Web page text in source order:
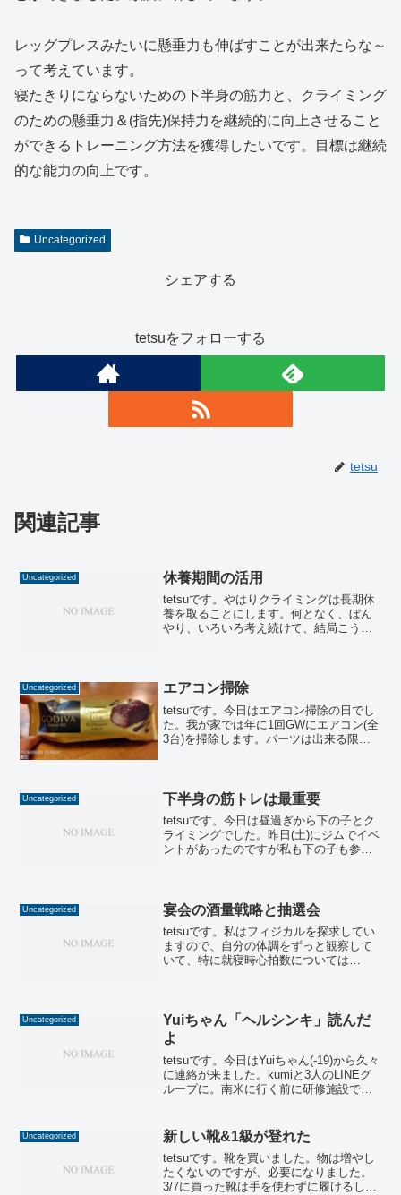
レッグプレスみたいに懸垂力も伸ばすことが出来たらな～
って考えています。
寝たきりにならないための下半身の筋力と、クライミング
のための懸垂力＆(指先)保持力を継続的に向上させること
ができるトレーニング方法を獲得したいです。目標は継続
的な能力の向上です。
Uncategorized
シェアする
tetsuをフォローする
tetsu
関連記事
Uncategorized 休養期間の活用
tetsuです。やはりクライミングは長期休
養を取ることにします。何となく、ぼん
やり、いろいろ考え続けて、結局こうな
2/8(日...
Uncategorized エアコン掃除
tetsuです。今日はエアコン掃除の日でし
た。我が家では年に1回GWにエアコン(全
3台)を掃除します。パーツは出来る限り
除をします。...
Uncategorized 下半身の筋トレは最重要
tetsuです。今日は昼過ぎから下の子とク
ライミングでした。昨日(土)にジムでイベ
ントがあったのですが私も下の子も参加
課題なので、少...
Uncategorized 宴会の酒量戦略と抽選会
tetsuです。私はフィジカルを探求してい
ますので、自分の体調をずっと観察して
いて、特に就寝時心拍数については
Uncategorized
Yuiちゃん「ヘルシンキ」読んだ
よ
tetsuです。今日はYuiちゃん(-19)から久々
に連絡が来ました。kumiと3人のLINEグ
ループに。南米に行く前に研修施設で頑
ので、課題図書を交換していて、提案...
Uncategorized 新しい靴&1級が登れた
tetsuです。靴を買いました。物は増やし
たくないのですが、必要になりました。
3/7に買った靴は手を使わずに履けるし軽